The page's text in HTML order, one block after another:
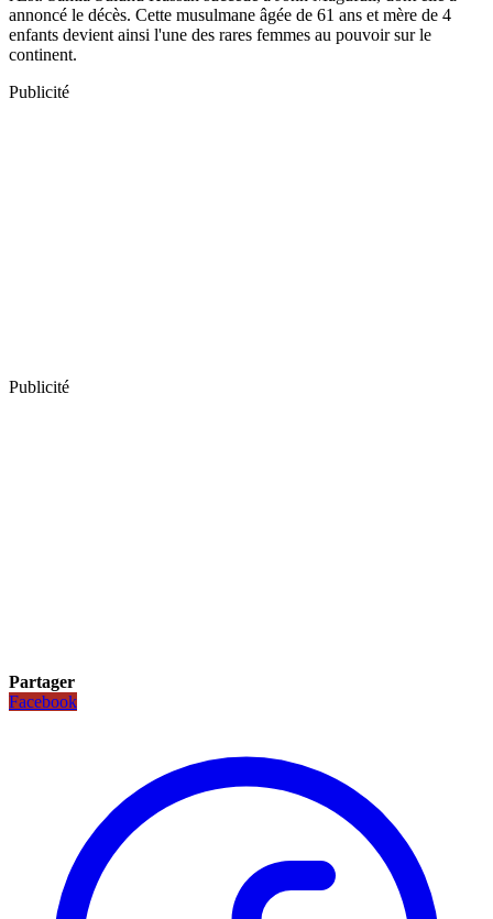
annoncé le décès. Cette musulmane âgée de 61 ans et mère de 4
enfants devient ainsi l'une des rares femmes au pouvoir sur le
continent.
Publicité
Publicité
Partager
Facebook